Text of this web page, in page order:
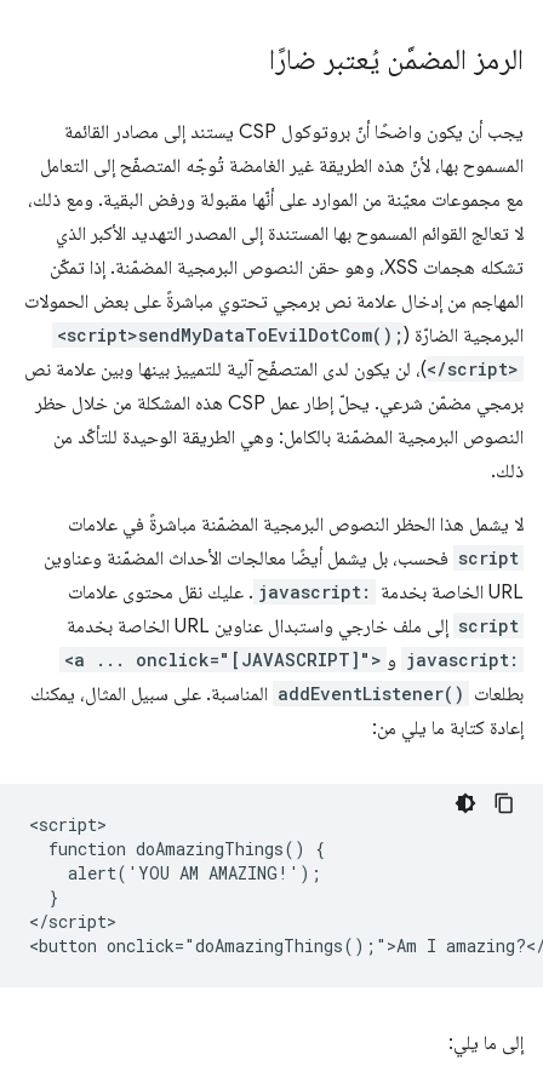
الرمز المضمَّن يُعتبر ضارًا
يجب أن يكون واضحًا أنّ بروتوكول CSP يستند إلى مصادر القائمة
المسموح بها، لأنّ هذه الطريقة غير الغامضة تُوجّه المتصفّح إلى التعامل
مع مجموعات معيّنة من الموارد على أنّها مقبولة ورفض البقية. ومع ذلك،
لا تعالج القوائم المسموح بها المستندة إلى المصدر التهديد الأكبر الذي
تشكله هجمات XSS، وهو حقن النصوص البرمجية المضمّنة. إذا تمكّن
المهاجم من إدخال علامة نص برمجي تحتوي مباشرةً على بعض الحمولات
البرمجية الضارّة (<script>sendMyDataToEvilDotCom();
</script>)، لن يكون لدى المتصفّح آلية للتمييز بينها وبين علامة نص
برمجي مضمّن شرعي. يحلّ إطار عمل CSP هذه المشكلة من خلال حظر
النصوص البرمجية المضمّنة بالكامل: وهي الطريقة الوحيدة للتأكّد من
ذلك.
لا يشمل هذا الحظر النصوص البرمجية المضمّنة مباشرةً في علامات
script فحسب، بل يشمل أيضًا معالجات الأحداث المضمّنة وعناوين
URL الخاصة بخدمة
javascript: . عليك نقل محتوى علامات
script إلى ملف خارجي واستبدال عناوين URL الخاصة بخدمة
javascript: و <a ... onclick="[JAVASCRIPT]">
بطلعات addEventListener() المناسبة. على سبيل المثال، يمكنك
إعادة كتابة ما يلي من:
<script>
  function doAmazingThings() {
    alert('YOU AM AMAZING!');
  }
</script>
إلى ما يلي: